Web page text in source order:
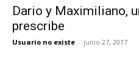
Dario y Maximiliano,
prescribe
Usuario no existe - junio 27, 2017